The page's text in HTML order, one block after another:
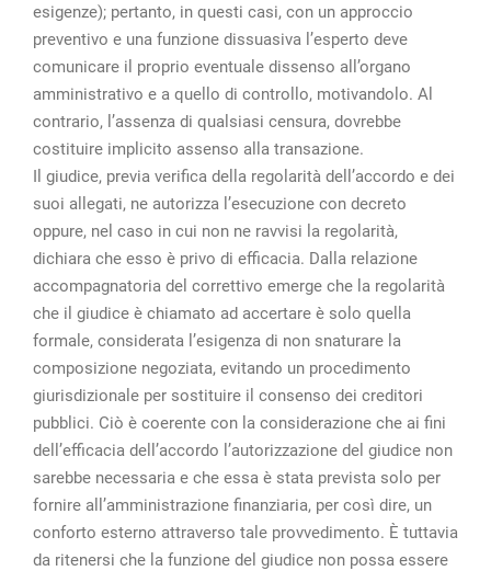
esigenze); pertanto, in questi casi, con un approccio
preventivo e una funzione dissuasiva l’esperto deve
comunicare il proprio eventuale dissenso all’organo
amministrativo e a quello di controllo, motivandolo. Al
contrario, l’assenza di qualsiasi censura, dovrebbe
costituire implicito assenso alla transazione.
Il giudice, previa verifica della regolarità dell’accordo e dei
suoi allegati, ne autorizza l’esecuzione con decreto
oppure, nel caso in cui non ne ravvisi la regolarità,
dichiara che esso è privo di efficacia. Dalla relazione
accompagnatoria del correttivo emerge che la regolarità
che il giudice è chiamato ad accertare è solo quella
formale, considerata l’esigenza di non snaturare la
composizione negoziata, evitando un procedimento
giurisdizionale per sostituire il consenso dei creditori
pubblici. Ciò è coerente con la considerazione che ai fini
dell’efficacia dell’accordo l’autorizzazione del giudice non
sarebbe necessaria e che essa è stata prevista solo per
fornire all’amministrazione finanziaria, per così dire, un
conforto esterno attraverso tale provvedimento. È tuttavia
da ritenersi che la funzione del giudice non possa essere